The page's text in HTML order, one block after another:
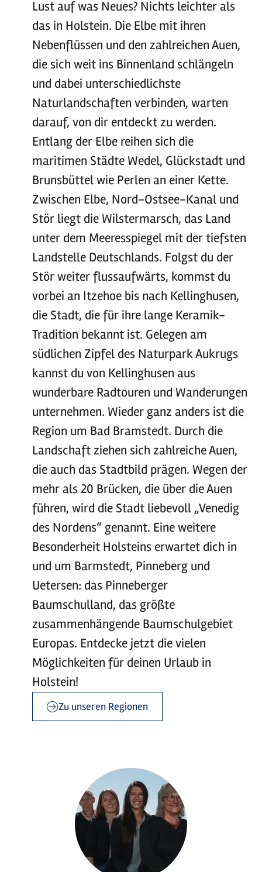
Lust auf was Neues? Nichts leichter als
das in Holstein. Die Elbe mit ihren
Nebenflüssen und den zahlreichen Auen,
die sich weit ins Binnenland schlängeln
und dabei unterschiedlichste
Naturlandschaften verbinden, warten
darauf, von dir entdeckt zu werden.
Entlang der Elbe reihen sich die
maritimen Städte Wedel, Glückstadt und
Brunsbüttel wie Perlen an einer Kette.
Zwischen Elbe, Nord-Ostsee-Kanal und
Stör liegt die Wilstermarsch, das Land
unter dem Meeresspiegel mit der tiefsten
Landstelle Deutschlands. Folgst du der
Stör weiter flussaufwärts, kommst du
vorbei an Itzehoe bis nach Kellinghusen,
die Stadt, die für ihre lange Keramik-
Tradition bekannt ist. Gelegen am
südlichen Zipfel des Naturpark Aukrugs
kannst du von Kellinghusen aus
wunderbare Radtouren und Wanderungen
unternehmen. Wieder ganz anders ist die
Region um Bad Bramstedt. Durch die
Landschaft ziehen sich zahlreiche Auen,
die auch das Stadtbild prägen. Wegen der
mehr als 20 Brücken, die über die Auen
führen, wird die Stadt liebevoll „Venedig
des Nordens“ genannt. Eine weitere
Besonderheit Holsteins erwartet dich in
und um Barmstedt, Pinneberg und
Uetersen: das Pinneberger
Baumschulland, das größte
zusammenhängende Baumschulgebiet
Europas. Entdecke jetzt die vielen
Möglichkeiten für deinen Urlaub in
Holstein!
Zu unseren Regionen